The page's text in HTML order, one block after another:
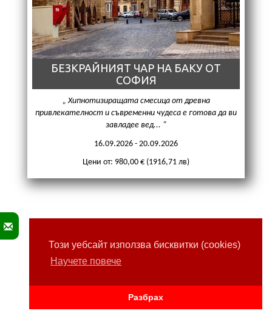
Този уебсайт използва бисквитки (cookies)
Научете повече
Разбрах
БЕЗКРАЙНИЯТ ЧАР НА БАКУ ОТ
СОФИЯ
Хипнотизиращата смесица от древна
привлекателност и съвременни чудеса е готова да ви
завладее вед...
16.09.2026 - 20.09.2026
Цени от: 980,00 € (1916,71 лв)